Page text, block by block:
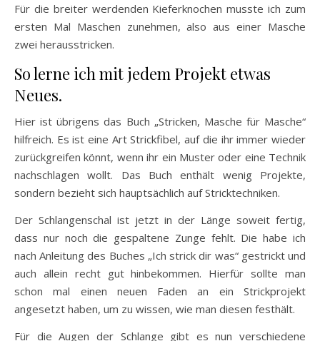
Für die breiter werdenden Kieferknochen musste ich zum
ersten Mal Maschen zunehmen, also aus einer Masche
zwei herausstricken.
So lerne ich mit jedem Projekt etwas
Neues.
Hier ist übrigens das Buch „Stricken, Masche für Masche“
hilfreich. Es ist eine Art Strickfibel, auf die ihr immer wieder
zurückgreifen könnt, wenn ihr ein Muster oder eine Technik
nachschlagen wollt. Das Buch enthält wenig Projekte,
sondern bezieht sich hauptsächlich auf Stricktechniken.
Der Schlangenschal ist jetzt in der Länge soweit fertig,
dass nur noch die gespaltene Zunge fehlt. Die habe ich
nach Anleitung des Buches „Ich strick dir was“ gestrickt und
auch allein recht gut hinbekommen. Hierfür sollte man
schon mal einen neuen Faden an ein Strickprojekt
angesetzt haben, um zu wissen, wie man diesen festhält.
Für die Augen der Schlange gibt es nun verschiedene